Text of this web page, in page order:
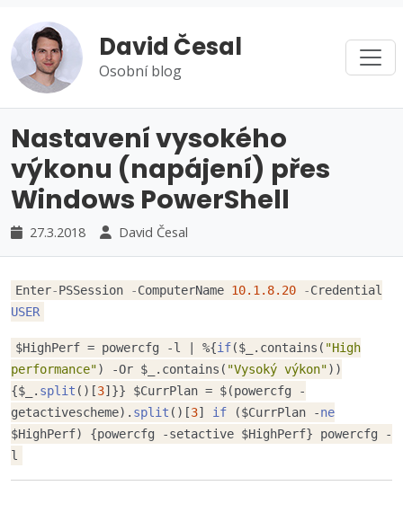
David Česal
Osobní blog
Nastavení vysokého
výkonu (napájení) přes
Windows PowerShell
27.3.2018 David Česal
Enter-PSSession -ComputerName 10.1 .8.20 -Credential
USER
$HighPerf = powercfg -l | %{if($_.contains( "High
performance") -Or $_.contains( "Vysoký výkon"))
{$_. split ()[3]}} $CurrPlan = $(powercfg -
getactivescheme). split ()[3] if ($CurrPlan -ne
$HighPerf) {powercfg -setactive $HighPerf} powercfg -
l